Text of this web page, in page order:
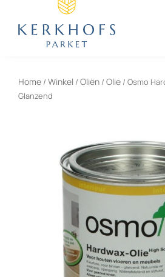
content
Home / Winkel / Oliën / Olie / Osmo
Glanzend